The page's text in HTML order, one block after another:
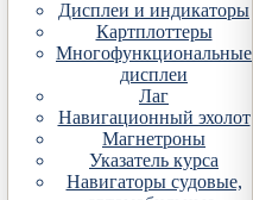
Дисплеи и индикаторы
Картплоттеры
Многофункциональные
дисплеи
Лаг
Навигационный эхолот
Магнетроны
Указатель курса
Навигаторы судовые,